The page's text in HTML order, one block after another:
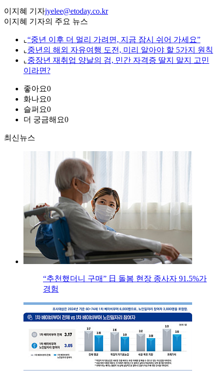
이지혜 기자jyelee@etoday.co.kr
이지혜 기자의 주요 뉴스
⌞ “중년 이후 더 멀리 가려면, 지금 잠시 쉬어 가세요”
⌞ 중년의 해외 자유여행 도전, 미리 알아야 할 5가지 원칙
⌞ 중장년 재취업 양날의 검, 민간 자격증 딸지 말지 고민
이라면?
좋아요0
화나요0
슬퍼요0
더 궁금해요0
최신뉴스
“추천했더니 구매” 日 돌봄 현장 종사자 91.5%가
경험